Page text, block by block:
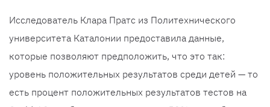
Исследователь Клара Пратс из Политехнического
университета Каталонии предоставила данные,
которые позволяют предположить, что это так:
уровень положительных результатов среди детей — то
есть процент положительных результатов тестов на